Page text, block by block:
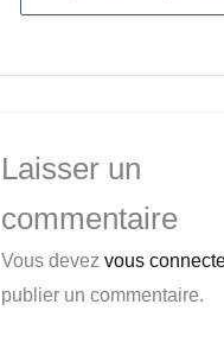
Laisser un
commentaire
Vous devez vous
publier un commentaire.